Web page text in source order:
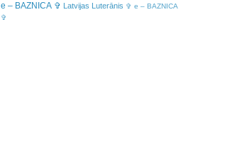
e – BAZNICA ✞ Latvijas Luterānis ✞ e – BAZNICA
✞